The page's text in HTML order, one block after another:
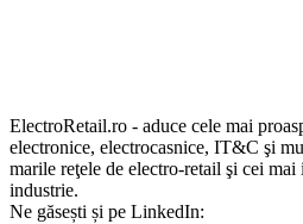
ElectroRetail.ro - aduce cele mai
electronice, electrocasnice, IT&C şi
marile reţele de electro-retail şi cei
industrie.
Ne găsești și pe LinkedIn: